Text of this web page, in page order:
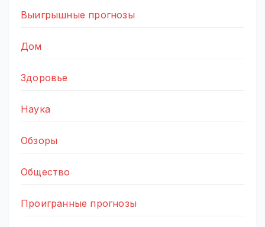
Выигрышные прогнозы
Дом
Здоровье
Наука
Обзоры
Общество
Проигранные прогнозы